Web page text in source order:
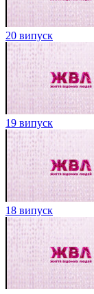
20 випуск
19 випуск
18 випуск